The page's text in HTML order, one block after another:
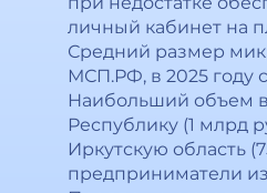
личный кабинет на
Средний размер
МСП.РФ, в 2025 году
Наибольший объем
Республику (1 млрд
Иркутскую область
предприниматели из